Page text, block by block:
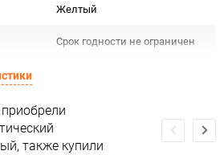
Желтый
Срок годности не ограничен
Для декора
Не подлежит сертификации
также купили